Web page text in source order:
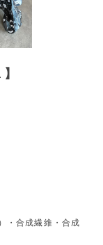
・合成繊維・合成